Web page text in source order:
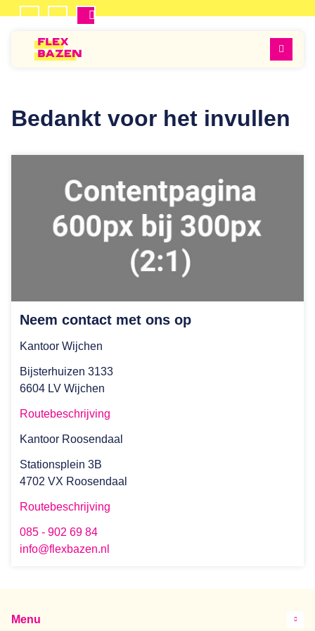
Mijn
Inschrijven
Bedankt voor het invullen
Neem contact met ons op
Kantoor Wijchen
Bijsterhuizen 3133
6604 LV Wijchen
Routebeschrijving
Kantoor Roosendaal
Stationsplein 3B
4702 VX Roosendaal
Routebeschrijving
085 - 902 69 84
info@flexbazen.nl
Menu